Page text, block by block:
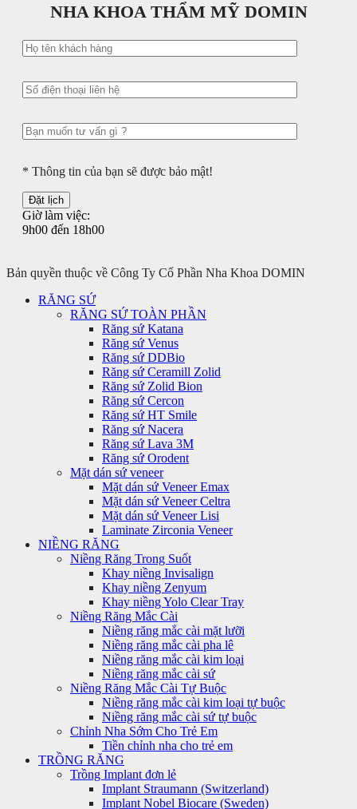
NHA KHOA THẨM MỸ DOMIN
* Thông tin của bạn sẽ được bảo mật!
Giờ làm việc:
9h00 đến 18h00
Bản quyền thuộc về Công Ty Cổ Phần Nha Khoa DOMIN
RĂNG SỨ
RĂNG SỨ TOÀN PHẦN
Răng sứ Katana
Răng sứ Venus
Răng sứ DDBio
Răng sứ Ceramill Zolid
Răng sứ Zolid Bion
Răng sứ Cercon
Răng sứ HT Smile
Răng sứ Nacera
Răng sứ Lava 3M
Răng sứ Orodent
Mặt dán sứ veneer
Mặt dán sứ Veneer Emax
Mặt dán sứ Veneer Celtra
Mặt dán sứ Veneer Lisi
Laminate Zirconia Veneer
NIỀNG RĂNG
Niềng Răng Trong Suốt
Khay niềng Invisalign
Khay niềng Zenyum
Khay niềng Yolo Clear Tray
Niềng Răng Mắc Cài
Niềng răng mắc cài mặt lưỡi
Niềng răng mắc cài pha lê
Niềng răng mắc cài kim loại
Niềng răng mắc cài sứ
Niềng Răng Mắc Cài Tự Buộc
Niềng răng mắc cài kim loại tự buộc
Niềng răng mắc cài sứ tự buộc
Chỉnh Nha Sớm Cho Trẻ Em
Tiền chỉnh nha cho trẻ em
TRỒNG RĂNG
Trồng Implant đơn lẻ
Implant Straumann (Switzerland)
Implant Nobel Biocare (Sweden)